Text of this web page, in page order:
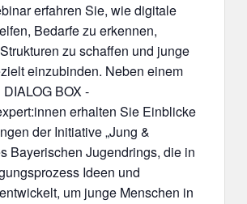
erfahren Sie, wie digitale
Bedarfe zu erkennen,
zu schaffen und junge
einzubinden. Neben einem
BOX -
erhalten Sie Einblicke
der Initiative „Jung &
Bayerischen Jugendrings, die in
Ideen und
um junge Menschen in